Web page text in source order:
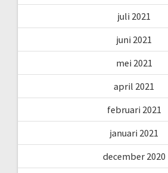
juli 2021
juni 2021
mei 2021
april 2021
februari 2021
januari 2021
december 2020